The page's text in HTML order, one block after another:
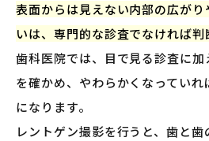
表面からは見えない内部の広が
いは、専門的な診査でなければ判
歯科医院では、目で見る診査に
を確かめ、やわらかくなってい
になります。
レントゲン撮影を行うと、歯と